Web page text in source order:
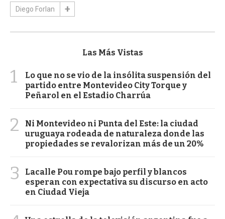
Diego Forlan
Las Más Vistas
1
Lo que no se vio de la insólita suspensión del
partido entre Montevideo City Torque y
Peñarol en el Estadio Charrúa
2
Ni Montevideo ni Punta del Este: la ciudad
uruguaya rodeada de naturaleza donde las
propiedades se revalorizan más de un 20%
3
Lacalle Pou rompe bajo perfil y blancos
esperan con expectativa su discurso en acto
en Ciudad Vieja